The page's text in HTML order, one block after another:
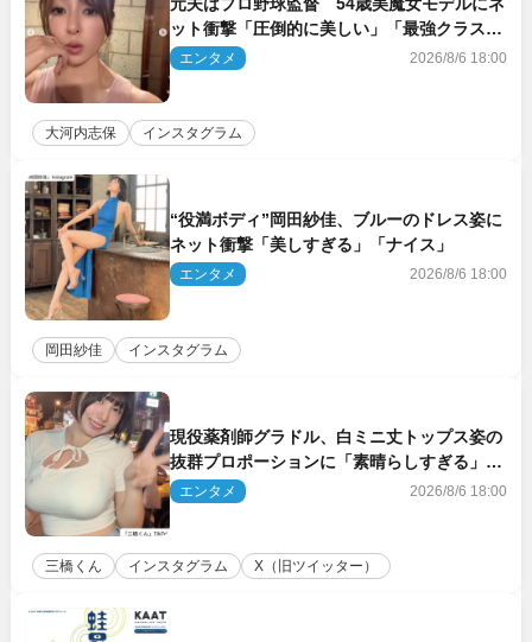
ット衝撃「圧倒的に美しい」「最強クラス」
「うっとり」
エンタメ 2026/8/6 18:00
大河内志保 インスタグラム
“役満ボディ”岡田紗佳、ブルーのドレス姿に
ネット衝撃「美しすぎる」「ナイス」
エンタメ 2026/8/6 18:00
岡田紗佳 インスタグラム
現役薬剤師グラドル、白ミニ丈トップス姿の
抜群プロポーションに「素晴らしすぎる」
「すっっっご！」とネット絶賛
エンタメ 2026/8/6 18:00
三橋くん インスタグラム X（旧ツイッター）